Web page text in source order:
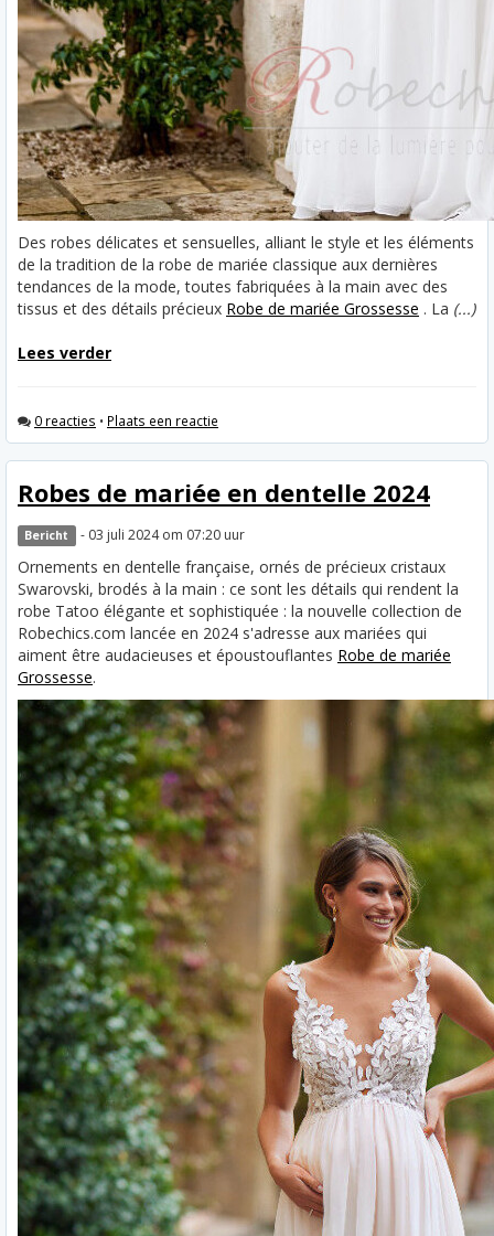
Des robes délicates et sensuelles, alliant le style et les éléments
de la tradition de la robe de mariée classique aux dernières
tendances de la mode, toutes fabriquées à la main avec des
tissus et des détails précieux Robe de mariée Grossesse . La (...)
Lees verder
0 reacties • Plaats een reactie
Robes de mariée en dentelle 2024
Bericht - 03 juli 2024 om 07:20 uur
Ornements en dentelle française, ornés de précieux cristaux
Swarovski, brodés à la main : ce sont les détails qui rendent la
robe Tatoo élégante et sophistiquée : la nouvelle collection de
Robechics.com lancée en 2024 s'adresse aux mariées qui
aiment être audacieuses et époustouflantes Robe de mariée
Grossesse.